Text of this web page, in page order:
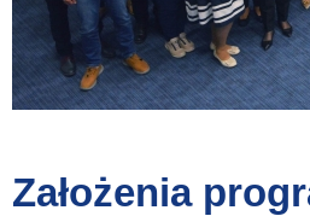
Założenia